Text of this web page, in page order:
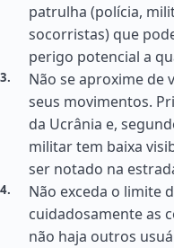
patrulha (polícia,
socorristas) que
perigo potencial a
Não se aproxime de
seus movimentos.
da Ucrânia e,
militar tem baixa
ser notado na
Não exceda o limite
cuidadosamente as
não haja outros